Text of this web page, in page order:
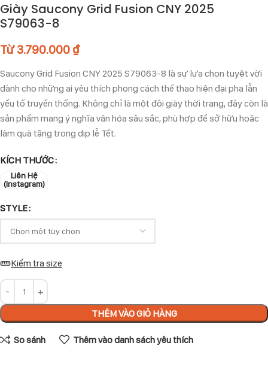
Giày Saucony Grid Fusion CNY 2025
S79063-8
Từ3.790.000 ₫
Saucony Grid Fusion CNY 2025 S79063-8 là sự lựa chọn tuyệt vời
dành cho những ai yêu thích phong cách thể thao hiện đại pha lẫn
yếu tố truyền thống. Không chỉ là một đôi giày thời trang, đây còn là
sản phẩm mang ý nghĩa văn hóa sâu sắc, phù hợp để sở hữu hoặc
làm quà tặng trong dịp lễ Tết.
KÍCH THƯỚC
Liên Hệ
(Instagram)
STYLE
Kiểm tra size
THÊM VÀO GIỎ HÀNG
So sánh Thêm vào danh sách yêu thích